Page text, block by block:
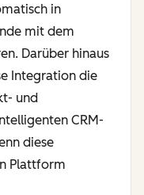
in
mit dem
Darüber hinaus
Integration die
und
CRM-
diese
Plattform